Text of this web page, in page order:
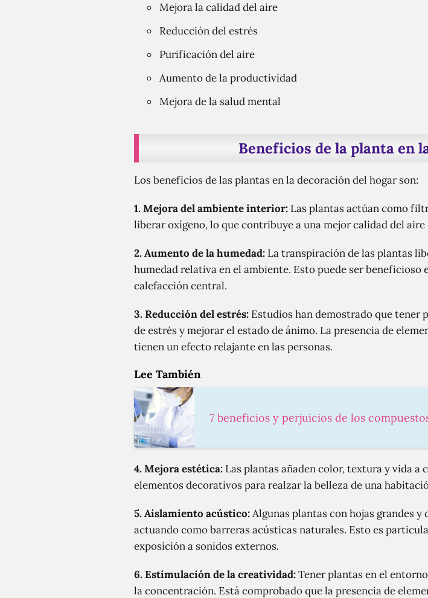
Mejora la calidad del aire
Reducción del estrés
Purificación del aire
Aumento de la productividad
Mejora de la salud mental
Beneficios de la planta en
Los beneficios de las plantas en la decoración del hogar son:
1.Mejora del ambiente interior: Las plantas actúan como
liberar oxígeno, lo que contribuye a una mejor calidad del aire
2.Aumento de la humedad: La transpiración de las plantas
humedad relativa en el ambiente. Esto puede ser beneficioso
calefacción central.
3.Reducción del estrés: Estudios han demostrado que tener
de estrés y mejorar el estado de ánimo. La presencia de
tienen un efecto relajante en las personas.
Lee También
7 beneficios y perjuicios de los
4.Mejora estética: Las plantas añaden color, textura y vida a
elementos decorativos para realzar la belleza de una
5.Aislamiento acústico:Algunas plantas con hojas grandes
actuando como barreras acústicas naturales. Esto es
exposición a sonidos externos.
6.Estimulación de la creatividad:Tener plantas en el
la concentración. Está comprobado que la presencia de